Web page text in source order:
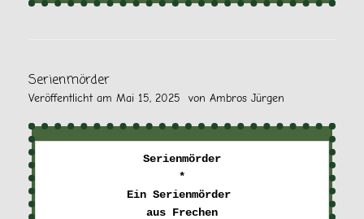
Serienmörder
Veröffentlicht am Mai 15, 2025 von Ambros Jürgen
Serienmörder
*
Ein Serienmörder
aus Frechen